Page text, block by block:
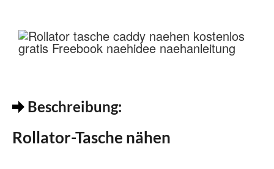
Beschreibung:
Rollator-Tasche nähen